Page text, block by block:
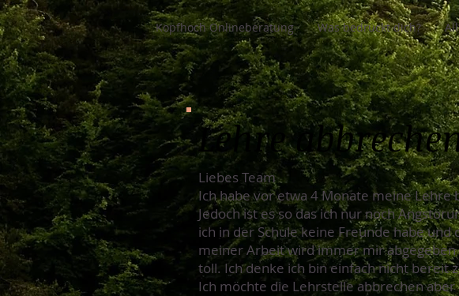
Kopfhoch Onlineberatung Was bedrückt dich?
Lehre
Liebes Team
Ich habe vor etwa 4 Monate meine Lehre
Jedoch ist es so das ich nur noch
ich in der Schule keine Freunde habe
meiner Arbeit wird immer mir
toll. Ich denke ich bin einfach nicht bereit
Ich möchte die Lehrstelle abbrechen aber